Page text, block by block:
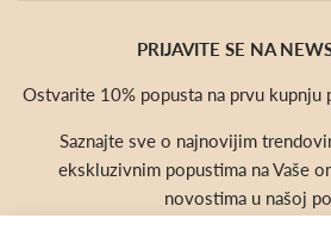
PRIJAVITE SE NA
Ostvarite 10% popusta na prvu kupnju
Saznajte sve o najnovijim
ekskluzivnim popustima na Vaše
novostima u našoj